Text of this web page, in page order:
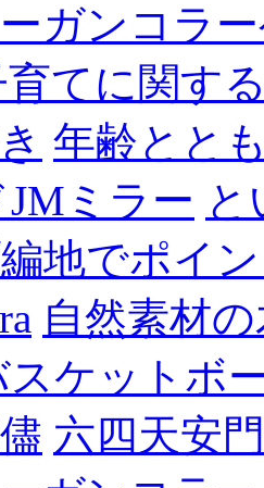
ガンコラ
てに関す
年齢とと
ミラー
地でポイ
自然素材
スケットボ
六四天安門